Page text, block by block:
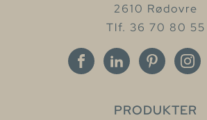
2610 Rødovre
Tlf. 36 70 80 55
PRODUKTER